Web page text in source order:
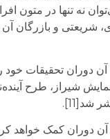
نه تنها در متون
و بازرگان آن
آن دوران تحقیقات
شیراز، طرح
دوران کمک خواهد